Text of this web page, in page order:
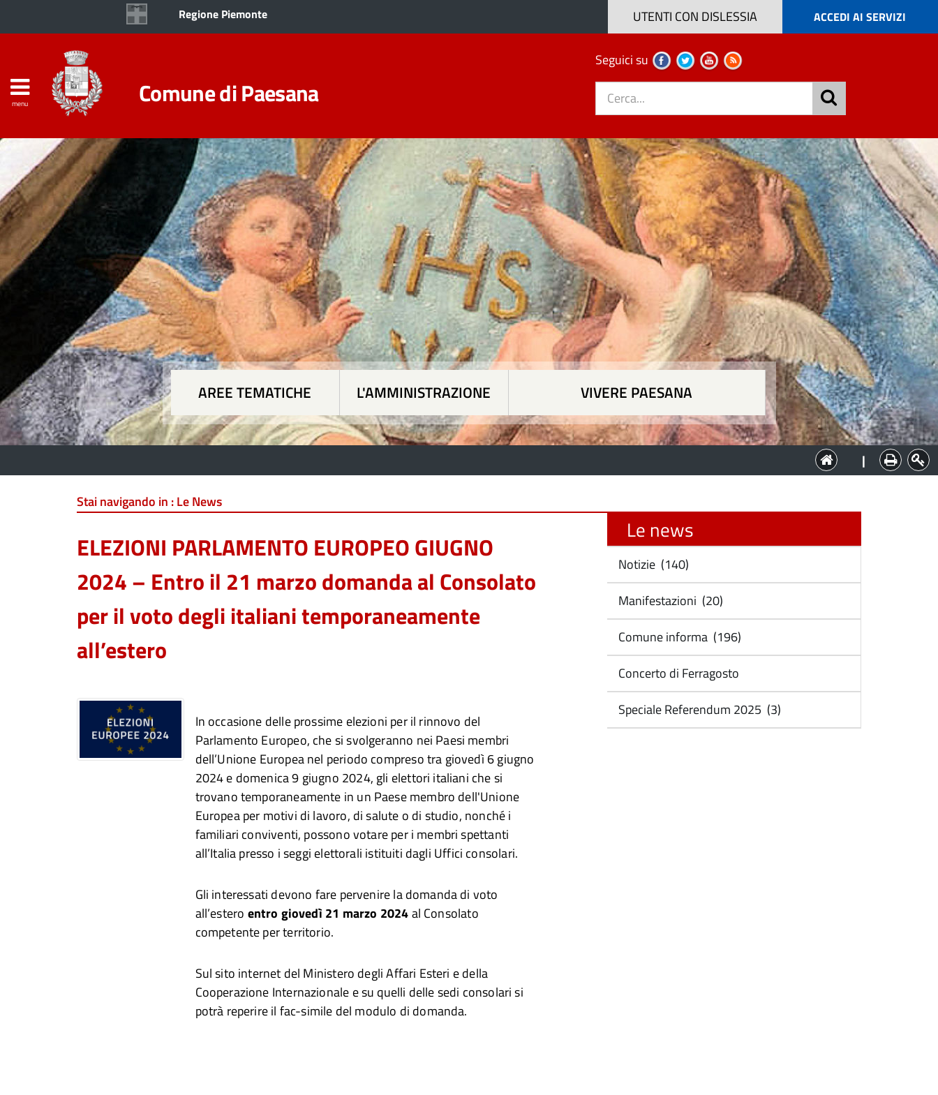
Regione Piemonte ACCEDI AI SERVIZI
UTENTI CON DISLESSIA
menu Comune di Paesana
Seguici su
AREE TEMATICHE L'AMMINISTRAZIONE VIVERE PAESANA
|
Stai navigando in :Le News
ELEZIONI PARLAMENTO EUROPEO GIUGNO
2024 – Entro il 21 marzo domanda al Consolato
per il voto degli italiani temporaneamente
all’estero
In occasione delle prossime elezioni per il rinnovo del
Parlamento Europeo, che si svolgeranno nei Paesi membri
dell’Unione Europea nel periodo compreso tra giovedì 6 giugno
2024 e domenica 9 giugno 2024, gli elettori italiani che si
trovano temporaneamente in un Paese membro dell'Unione
Europea per motivi di lavoro, di salute o di studio, nonché i
familiari conviventi, possono votare per i membri spettanti
all’Italia presso i seggi elettorali istituiti dagli Uffici consolari.
Gli interessati devono fare pervenire la domanda di voto
all’estero entro giovedì 21 marzo 2024al Consolato
competente per territorio.
Sul sito internet del Ministero degli Affari Esteri e della
Cooperazione Internazionale e su quelli delle sedi consolari si
potrà reperire il fac-simile del modulo di domanda.
Le news
Notizie (140)
Manifestazioni (20)
Comune informa (196)
Concerto di Ferragosto
Speciale Referendum 2025 (3)